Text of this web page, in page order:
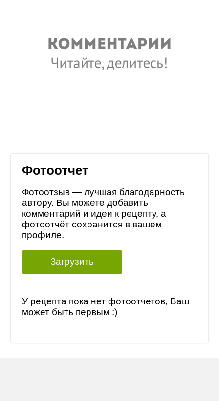
Фотоотчет
Фотоотзыв — лучшая благодарность
автору. Вы можете добавить
комментарий и идеи к рецепту, а
фотоотчёт сохранится в вашем
профиле.
Загрузить
У рецепта пока нет фотоотчетов, Ваш
может быть первым :)